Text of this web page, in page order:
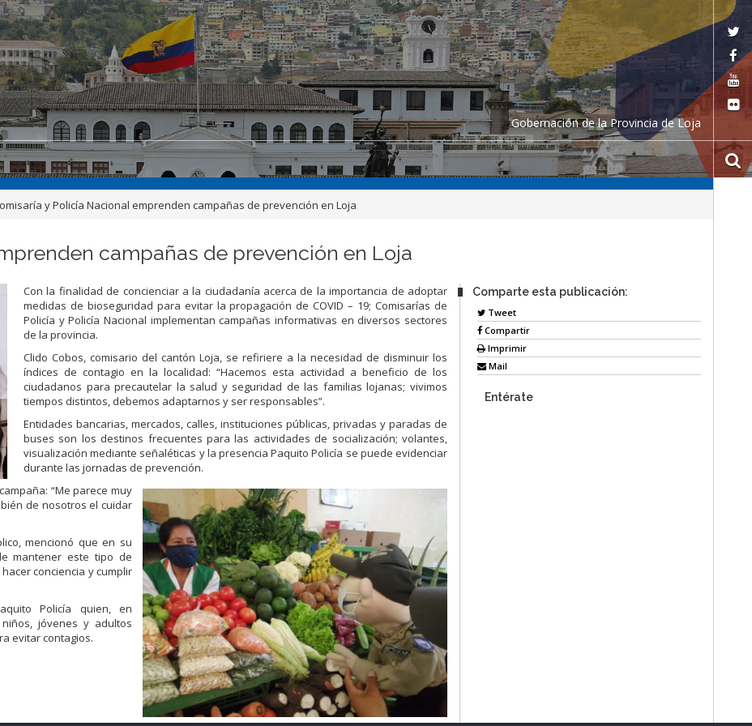
Gobernación de la Provincia de Loja
y Policía Nacional emprenden campañas de prevención en Loja
campañas de prevención en Loja
Con la finalidad de concienciar a la ciudadanía acerca de la importancia de adoptar
medidas de bioseguridad para evitar la propagación de COVID – 19; Comisarías de
Policía y Policía Nacional implementan campañas informativas en diversos sectores
de la provincia.
Clido Cobos, comisario del cantón Loja, se refiriere a la necesidad de disminuir los
índices de contagio en la localidad: “Hacemos esta actividad a beneficio de los
ciudadanos para precautelar la salud y seguridad de las familias lojanas; vivimos
tiempos distintos, debemos adaptarnos y ser responsables”.
Entidades bancarias, mercados, calles, instituciones públicas, privadas y paradas de
buses son los destinos frecuentes para las actividades de socialización; volantes,
visualización mediante señaléticas y la presencia Paquito Policía se puede evidenciar
durante las jornadas de prevención.
“Me parece muy
de nosotros el cuidar
mencionó que en su
mantener este tipo de
conciencia y cumplir
Policía quien, en
jóvenes y adultos
evitar contagios.
Comparte esta publicación:
Tweet
Compartir
Imprimir
Mail
Entérate